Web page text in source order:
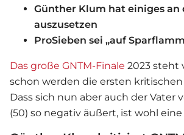
Günther Klum hat einiges an
auszusetzen
ProSieben sei „auf
Das große GNTM-Finale 2023 steht
schon werden die ersten
Dass sich nun aber auch der Vater
(50) so negativ äußert, ist wohl